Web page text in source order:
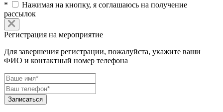
*
Нажимая на кнопку, я соглашаюсь на получение
рассылок
Регистрация на мероприятие
Для завершения регистрации, пожалуйста, укажите ваши
ФИО и контактный номер телефона